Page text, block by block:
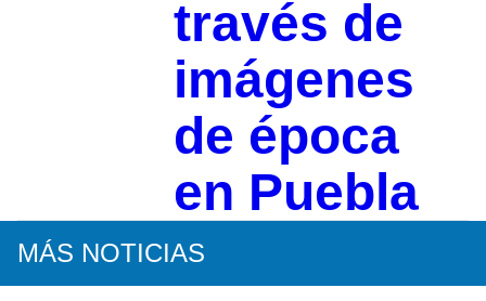
través de
imágenes
de época
en Puebla
MÁS NOTICIAS